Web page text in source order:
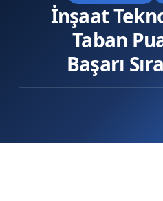
İnşaat
Taban
Başarı